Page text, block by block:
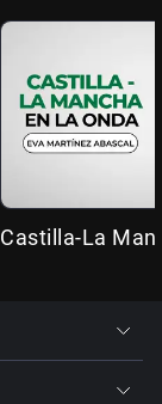
Castilla-La